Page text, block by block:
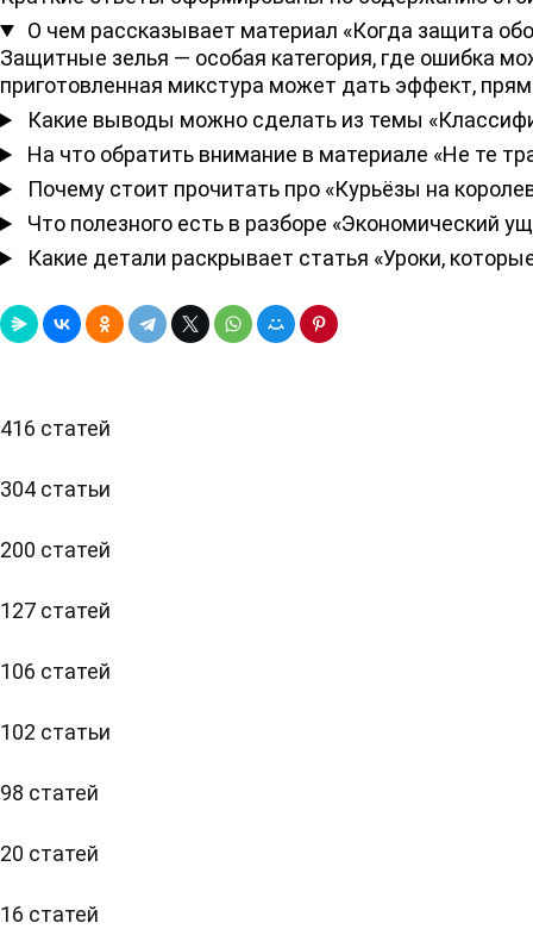
О чем рассказывает материал «Когда защита
Защитные зелья — особая категория, где ошибка
приготовленная микстура может дать эффект,
Какие выводы можно сделать из темы
На что обратить внимание в материале «Не те
Почему стоит прочитать про «Курьёзы на
Что полезного есть в разборе «Экономический
Какие детали раскрывает статья «Уроки,
416 статей
304 статьи
200 статей
127 статей
106 статей
102 статьи
98 статей
20 статей
16 статей